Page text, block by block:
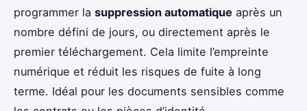
programmer la suppression automatique après un
nombre défini de jours, ou directement après le
premier téléchargement. Cela limite l’empreinte
numérique et réduit les risques de fuite à long
terme. Idéal pour les documents sensibles comme